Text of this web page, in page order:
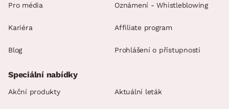
Pro média
Kariéra
Blog
Oznámení - Whistleblowing
Affiliate program
Prohlášení o přístupnosti
Speciální nabídky
Akční produkty Aktuální leták